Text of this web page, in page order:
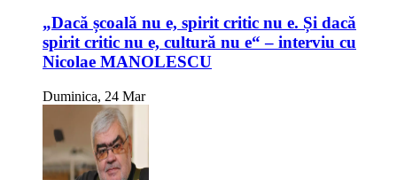
„Dacă școală nu e, spirit critic nu e. Și dacă
spirit critic nu e, cultură nu e“ – interviu cu
Nicolae MANOLESCU
Duminica, 24 Mar